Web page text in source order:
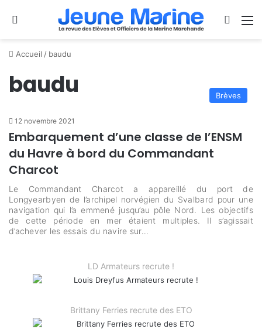
Se connecter
Accueil / baudu
baudu Brèves
12 novembre 2021
Embarquement d’une classe de l’ENSM
du Havre à bord du Commandant
Charcot
Le Commandant Charcot a appareillé du port de
Longyearbyen de l’archipel norvégien du Svalbard pour une
navigation qui l’a emmené jusqu’au pôle Nord. Les objectifs
de cette période en mer étaient multiples. Il s’agissait
d’achever les essais du navire sur…
LD Armateurs recrute !
Brittany Ferries recrute des ETO